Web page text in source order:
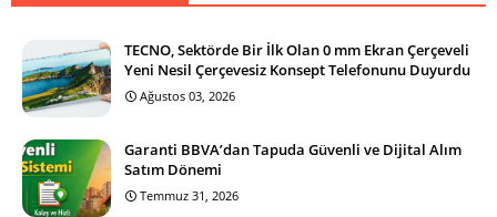
TECNO, Sektörde Bir İlk Olan 0 mm Ekran Çerçeveli
Yeni Nesil Çerçevesiz Konsept Telefonunu Duyurdu
Ağustos 03, 2026
Garanti BBVA’dan Tapuda Güvenli ve Dijital Alım
Satım Dönemi
Temmuz 31, 2026